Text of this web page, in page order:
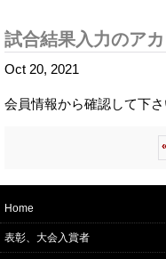
試合結果入力のア
Oct 20, 2021
会員情報から確認して下さ
Home
表彰、大会入賞者